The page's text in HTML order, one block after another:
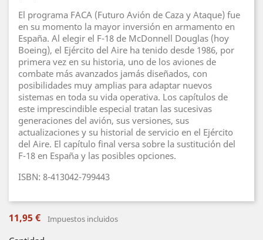
El programa FACA (Futuro Avión de Caza y Ataque) fue
en su momento la mayor inversión en armamento en
España. Al elegir el F-18 de McDonnell Douglas (hoy
Boeing), el Ejército del Aire ha tenido desde 1986, por
primera vez en su historia, uno de los aviones de
combate más avanzados jamás diseñados, con
posibilidades muy amplias para adaptar nuevos
sistemas en toda su vida operativa. Los capítulos de
este imprescindible especial tratan las sucesivas
generaciones del avión, sus versiones, sus
actualizaciones y su historial de servicio en el Ejército
del Aire. El capítulo final versa sobre la sustitución del
F-18 en España y las posibles opciones.
ISBN: 8-413042-799443
11,95 € Impuestos incluidos